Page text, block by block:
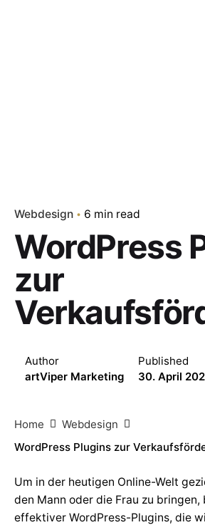
Webdesign 6 min read
WordPress
zur
Author
artViper Marketing
Published
30. April
Home
Webdesign
WordPress Plugins zur
Um in der heutigen Online-Welt
den Mann oder die Frau zu
effektiver WordPress-Plugins, die